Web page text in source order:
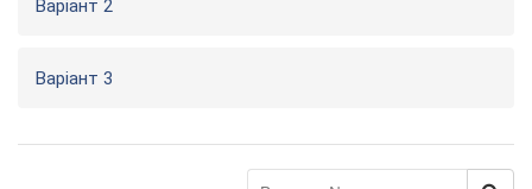
Варіант 2
Варіант 3